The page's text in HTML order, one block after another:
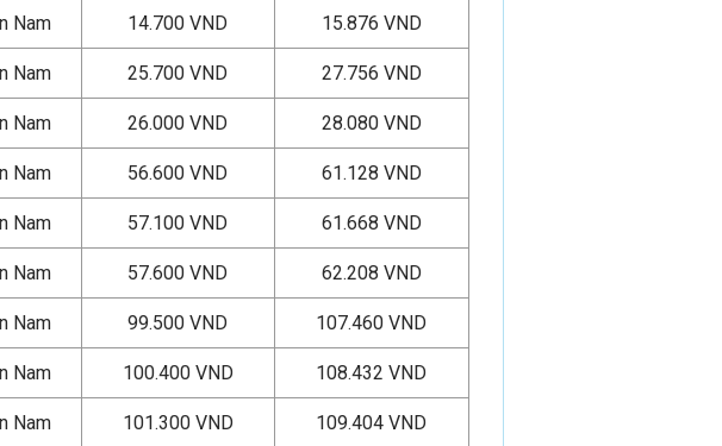
Nam 14.700 VND 15.876 VND
Nam 25.700 VND 27.756 VND
Nam 26.000 VND 28.080 VND
Nam 56.600 VND 61.128 VND
Nam 57.100 VND 61.668 VND
Nam 57.600 VND 62.208 VND
Nam 99.500 VND 107.460 VND
Nam 100.400 VND 108.432 VND
Nam 101.300 VND 109.404 VND